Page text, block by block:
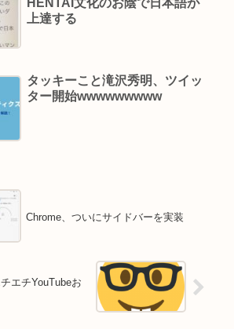
上達する
タッキーこと滝沢秀明、ツイッ
ター開始wwwwwwwww
Chrome、ついにサイドバーを実装
エチYouTubeお